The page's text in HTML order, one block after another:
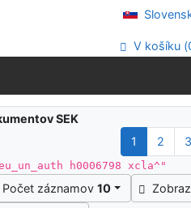
V košíku (
SEK
1 2 3
h0006798 xcla^"
Počet záznamov10